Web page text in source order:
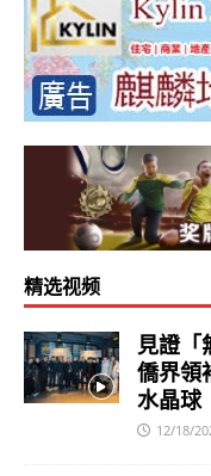
精选视频
見證「
僑界領
水晶球
12/18/